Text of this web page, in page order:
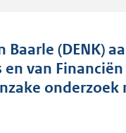
Baarle (DENK)
van